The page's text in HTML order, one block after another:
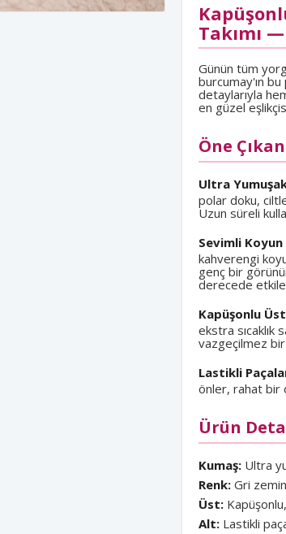
Takımı
Günün tüm
burcumay'ın
detaylarıyla
en güzel
Öne
Ultra
polar doku,
Uzun süreli
Sevimli
kahverengi
genç bir
derecede
Kapüşonlu
ekstra sıcaklık
vazgeçilmez
Lastikli
önler, rahat bir
Ürün
Kumaş: Ultra
Renk: Gri
Üst:
Alt: Lastikli